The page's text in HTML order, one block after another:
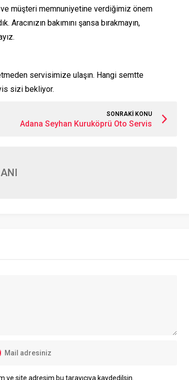
müşteri memnuniyetine verdiğimiz önem
Aracınızın bakımını şansa bırakmayın,
servisimize ulaşın. Hangi semtte
sizi bekliyor.
SONRAKİ KONU
Adana Seyhan Kuruköprü Oto Servis
ve site adresim bu tarayıcıya kaydedilsin.